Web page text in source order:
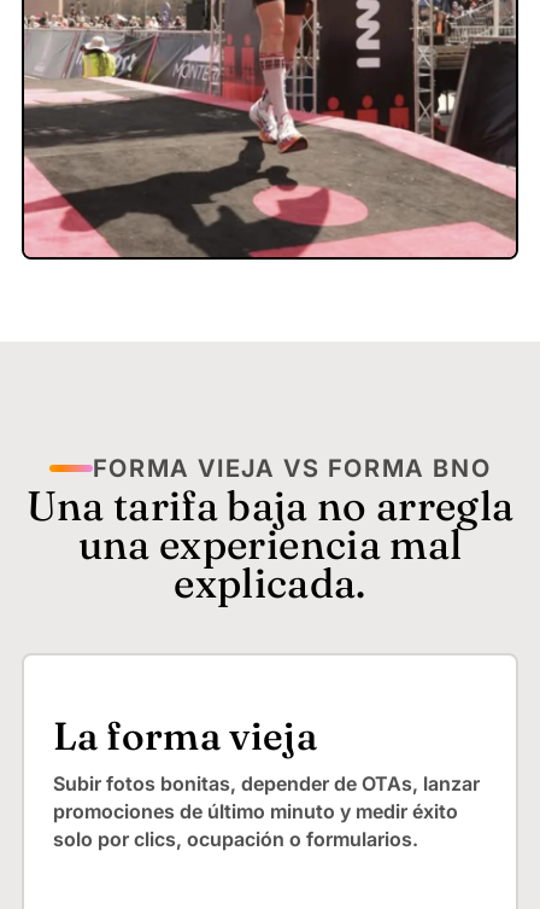
FORMA VIEJA VS FORMA BNO
Una tarifa baja no arregla
una experiencia mal
explicada.
La forma vieja
Subir fotos bonitas, depender de OTAs, lanzar
promociones de último minuto y medir éxito
solo por clics, ocupación o formularios.